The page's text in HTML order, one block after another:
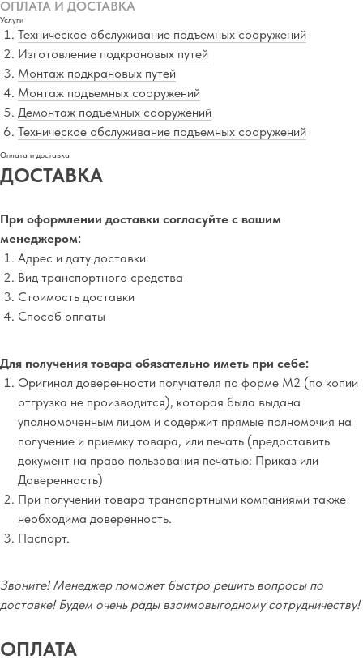
ОПЛАТА И ДОСТАВКА
Услуги
Техническое обслуживание подъемных сооружений
Изготовление подкрановых путей
Монтаж подкрановых путей
Монтаж подъемных сооружений
Демонтаж подъёмных сооружений
Техническое обслуживание подъемных сооружений
Оплата и доставка
ДОСТАВКА
При оформлении доставки согласуйте с вашим
менеджером:
Адрес и дату доставки
Вид транспортного средства
Стоимость доставки
Способ оплаты
Для получения товара обязательно иметь при себе:
Оригинал доверенности получателя по форме М2 (по копии
отгрузка не производится), которая была выдана
уполномоченным лицом и содержит прямые полномочия на
получение и приемку товара, или печать (предоставить
документ на право пользования печатью: Приказ или
Доверенность)
При получении товара транспортными компаниями также
необходима доверенность.
Паспорт.
Звоните! Менеджер поможет быстро решить вопросы по
доставке! Будем очень рады взаимовыгодному сотрудничеству!
ОПЛАТА